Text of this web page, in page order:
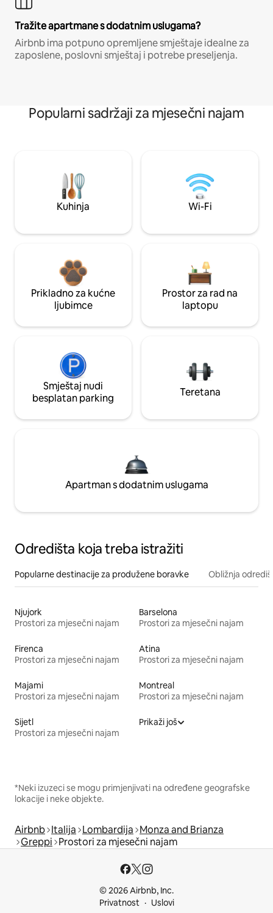
Tražite apartmane s dodatnim uslugama?
Airbnb ima potpuno opremljene smještaje idealne za
zaposlene, poslovni smještaj i potrebe preseljenja.
Popularni sadržaji za mjesečni najam
Kuhinja Wi-Fi
Prikladno za kućne
ljubimce
Prostor za rad na
laptopu
Smještaj nudi
besplatan parking
Teretana
Apartman s dodatnim uslugama
Odredišta koja treba istražiti
Popularne destinacije za produžene boravke Obližnja
Njujork
Prostori za mjesečni najam
Barselona
Prostori za mjesečni najam
Firenca
Prostori za mjesečni najam
Atina
Prostori za mjesečni najam
Majami
Prostori za mjesečni najam
Montreal
Prostori za mjesečni najam
Sijetl
Prostori za mjesečni najam
Prikaži još
*Neki izuzeci se mogu primjenjivati na određene geografske
lokacije i neke objekte.
Airbnb Italija Lombardija Monza and Brianza
Greppi Prostori za mjesečni najam
© 2026 Airbnb, Inc.
Privatnost
Uslovi